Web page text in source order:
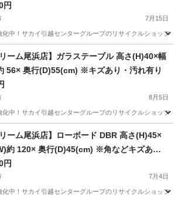
奥行(D)30(cm)
円
7月15日
化中！サカイ引越センターグループのリサイクルショッ
家具 ドリーム
リーム尾浜店】ガラステーブル 高さ(H)40×幅
56× 奥行(D)55(cm) ※キズあり・汚れ有り
8月5日
化中！サカイ引越センターグループのリサイクルショッ
ブル ドリーム
リーム尾浜店】ローボード DBR 高さ(H)45×
約 120× 奥行(D)45(cm) ※角などキズあ
出しなどに汚れ有り
円
7月4日
化中！サカイ引越センターグループのリサイクルショッ